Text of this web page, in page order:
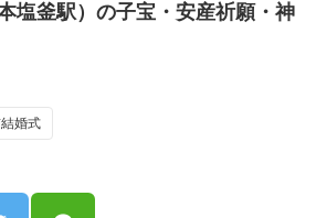
塩釜駅）の子宝・安産祈願・神
婚式